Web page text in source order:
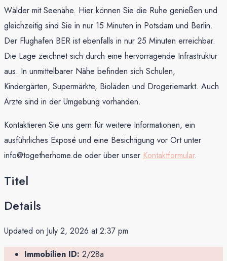
Wälder mit Seenähe. Hier können Sie die Ruhe genießen und
gleichzeitig sind Sie in nur 15 Minuten in Potsdam und Berlin.
Der Flughafen BER ist ebenfalls in nur 25 Minuten erreichbar.
Die Lage zeichnet sich durch eine hervorragende Infrastruktur
aus. In unmittelbarer Nähe befinden sich Schulen,
Kindergärten, Supermärkte, Bioläden und Drogeriemarkt. Auch
Ärzte sind in der Umgebung vorhanden.
Kontaktieren Sie uns gern für weitere Informationen, ein
ausführliches Exposé und eine Besichtigung vor Ort unter
info@togetherhome.de oder über unser Kontaktformular.
Titel
Details
Updated on July 2, 2026 at 2:37 pm
Immobilien ID: 2/28a